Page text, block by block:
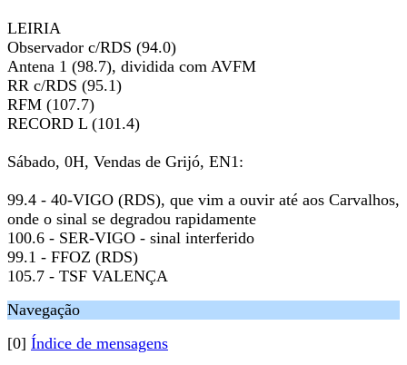
LEIRIA
Observador c/RDS (94.0)
Antena 1 (98.7), dividida com AVFM
RR c/RDS (95.1)
RFM (107.7)
RECORD L (101.4)
Sábado, 0H, Vendas de Grijó, EN1:
99.4 - 40-VIGO (RDS), que vim a ouvir até aos Carvalhos,
onde o sinal se degradou rapidamente
100.6 - SER-VIGO - sinal interferido
99.1 - FFOZ (RDS)
105.7 - TSF VALENÇA
Navegação
[0] Índice de mensagens